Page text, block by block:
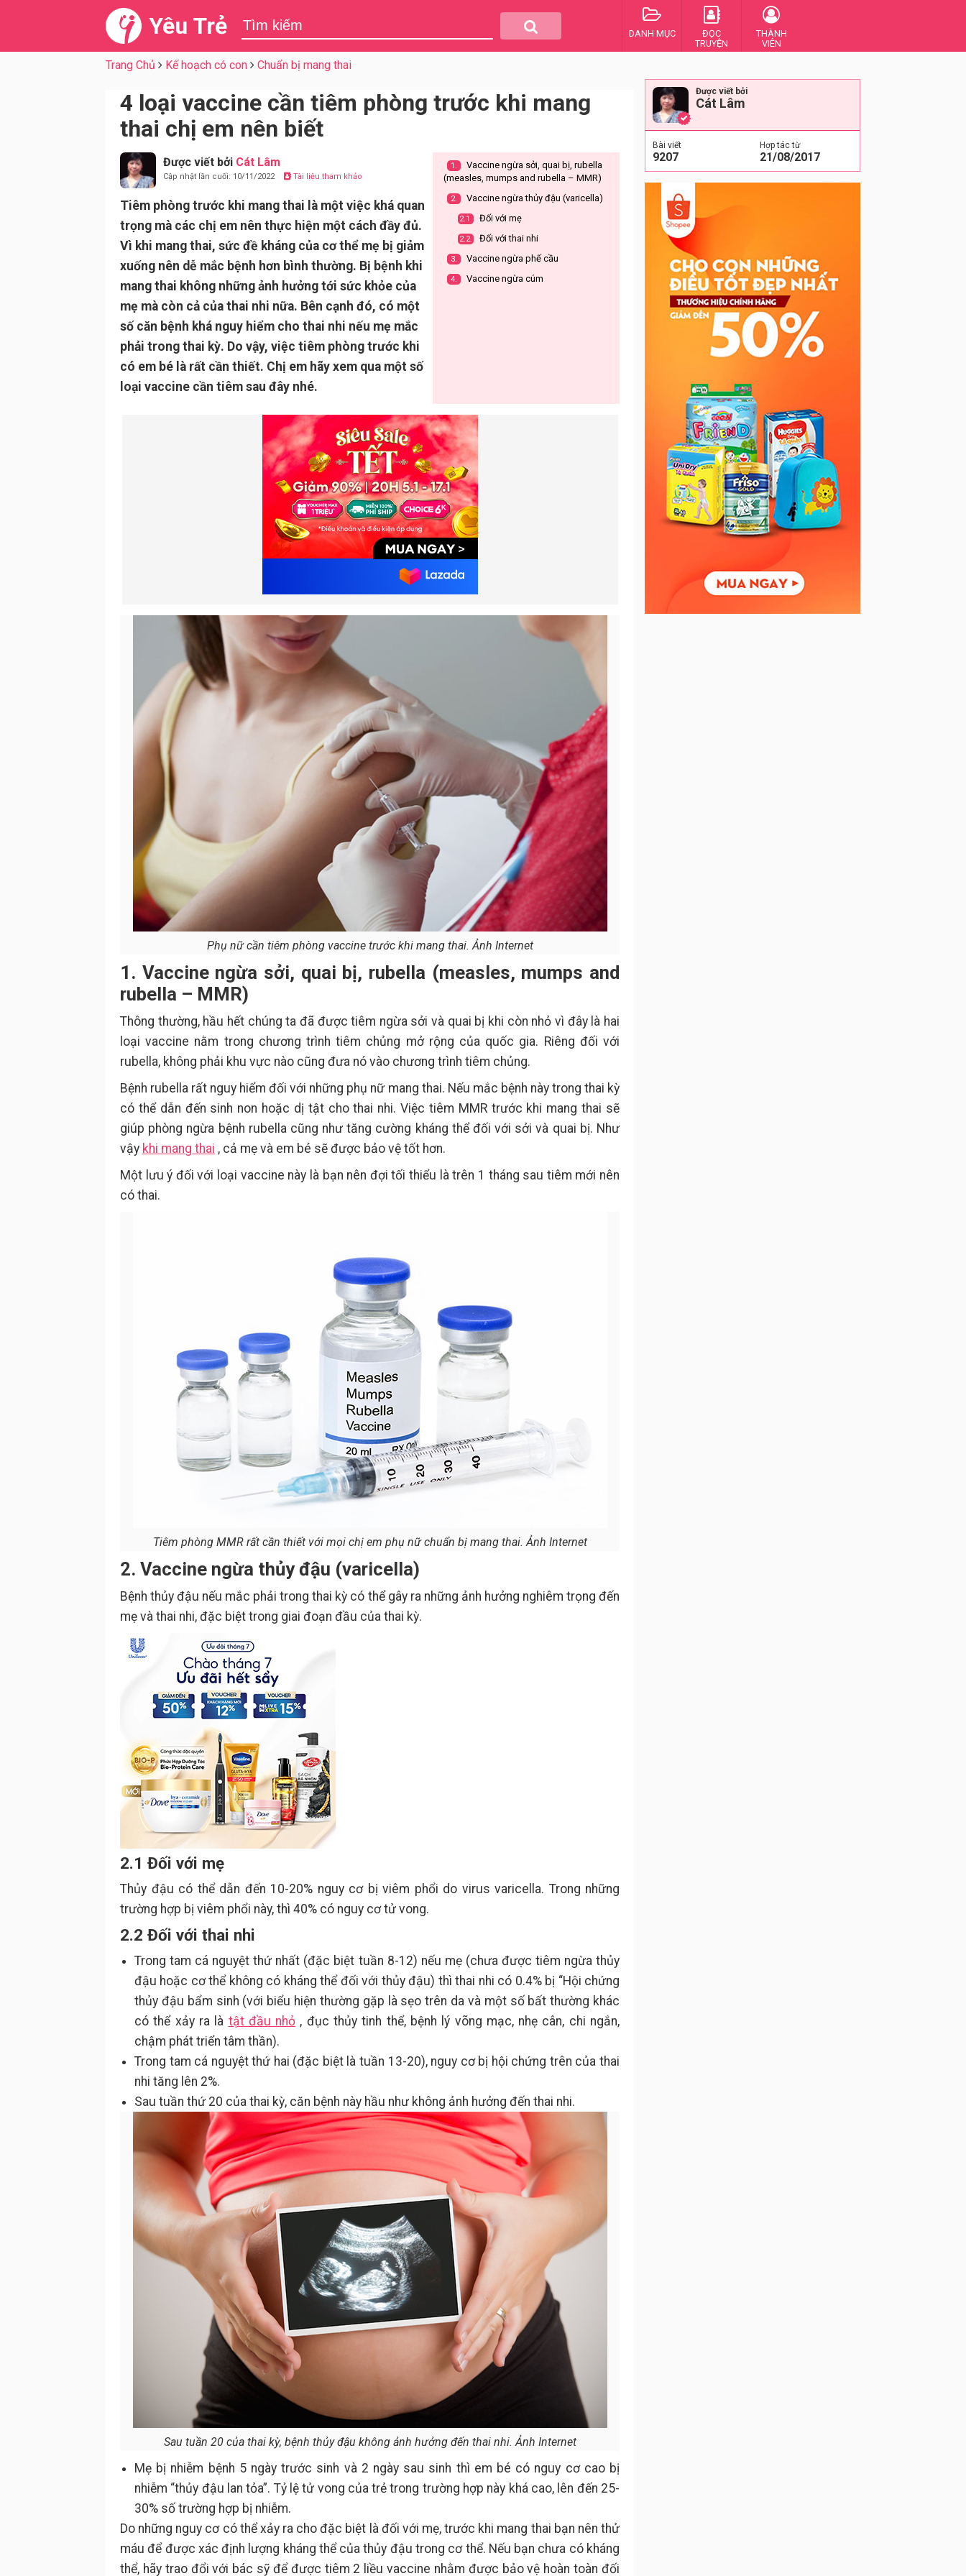
Yêu Trẻ DANH MỤC
ĐỌC
TRUYỆN
THÀNH
VIÊN
Trang Chủ Kế hoạch có con Chuẩn bị mang thai
4 loại vaccine cần tiêm phòng trước khi mang
thai chị em nên biết
Được viết bởi Cát Lâm
Cập nhật lần cuối: 10/11/2022 Tài liệu tham khảo
Tiêm phòng trước khi mang thai là một việc khá quan
trọng mà các chị em nên thực hiện một cách đầy đủ.
Vì khi mang thai, sức đề kháng của cơ thể mẹ bị giảm
xuống nên dễ mắc bệnh hơn bình thường. Bị bệnh khi
mang thai không những ảnh hưởng tới sức khỏe của
mẹ mà còn cả của thai nhi nữa. Bên cạnh đó, có một
số căn bệnh khá nguy hiểm cho thai nhi nếu mẹ mắc
phải trong thai kỳ. Do vậy, việc tiêm phòng trước khi
có em bé là rất cần thiết. Chị em hãy xem qua một số
loại vaccine cần tiêm sau đây nhé.
1.
Vaccine ngừa sởi, quai bị, rubella
(measles, mumps and rubella – MMR)
2. Vaccine ngừa thủy đậu (varicella)
2.1. Đối với mẹ
2.2. Đối với thai nhi
3. Vaccine ngừa phế cầu
4. Vaccine ngừa cúm
Phụ nữ cần tiêm phòng vaccine trước khi mang thai. Ảnh Internet
1. Vaccine ngừa sởi, quai bị, rubella (measles, mumps and
rubella – MMR)
Thông thường, hầu hết chúng ta đã được tiêm ngừa sởi và quai bị khi còn nhỏ vì đây là hai
loại vaccine nằm trong chương trình tiêm chủng mở rộng của quốc gia. Riêng đối với
rubella, không phải khu vực nào cũng đưa nó vào chương trình tiêm chủng.
Bệnh rubella rất nguy hiểm đối với những phụ nữ mang thai. Nếu mắc bệnh này trong thai kỳ
có thể dẫn đến sinh non hoặc dị tật cho thai nhi. Việc tiêm MMR trước khi mang thai sẽ
giúp phòng ngừa bệnh rubella cũng như tăng cường kháng thể đối với sởi và quai bị. Như
vậy khi mang thai , cả mẹ và em bé sẽ được bảo vệ tốt hơn.
Một lưu ý đối với loại vaccine này là bạn nên đợi tối thiểu là trên 1 tháng sau tiêm mới nên
có thai.
Tiêm phòng MMR rất cần thiết với mọi chị em phụ nữ chuẩn bị mang thai. Ảnh Internet
2. Vaccine ngừa thủy đậu (varicella)
Bệnh thủy đậu nếu mắc phải trong thai kỳ có thể gây ra những ảnh hưởng nghiêm trọng đến
mẹ và thai nhi, đặc biệt trong giai đoạn đầu của thai kỳ.
2.1 Đối với mẹ
Thủy đậu có thể dẫn đến 10-20% nguy cơ bị viêm phổi do virus varicella. Trong những
trường hợp bị viêm phổi này, thì 40% có nguy cơ tử vong.
2.2 Đối với thai nhi
Trong tam cá nguyệt thứ nhất (đặc biệt tuần 8-12) nếu mẹ (chưa được tiêm ngừa thủy
đậu hoặc cơ thể không có kháng thể đối với thủy đậu) thì thai nhi có 0.4% bị “Hội chứng
thủy đậu bẩm sinh (với biểu hiện thường gặp là sẹo trên da và một số bất thường khác
có thể xảy ra là tật đầu nhỏ , đục thủy tinh thể, bệnh lý võng mạc, nhẹ cân, chi ngắn,
chậm phát triển tâm thần).
Trong tam cá nguyệt thứ hai (đặc biệt là tuần 13-20), nguy cơ bị hội chứng trên của thai
nhi tăng lên 2%.
Sau tuần thứ 20 của thai kỳ, căn bệnh này hầu như không ảnh hưởng đến thai nhi.
Sau tuần 20 của thai kỳ, bệnh thủy đậu không ảnh hưởng đến thai nhi. Ảnh Internet
Mẹ bị nhiễm bệnh 5 ngày trước sinh và 2 ngày sau sinh thì em bé có nguy cơ cao bị
nhiễm “thủy đậu lan tỏa”. Tỷ lệ tử vong của trẻ trong trường hợp này khá cao, lên đến 25-
30% số trường hợp bị nhiễm.
Do những nguy cơ có thể xảy ra cho đặc biệt là đối với mẹ, trước khi mang thai bạn nên thử
máu để được xác định lượng kháng thể của thủy đậu trong cơ thể. Nếu bạn chưa có kháng
thể, hãy trao đổi với bác sỹ để được tiêm 2 liều vaccine nhằm được bảo vệ hoàn toàn đối
Được viết bởi
Cát Lâm
Bài viết
9207
Hợp tác từ
21/08/2017